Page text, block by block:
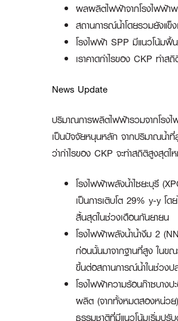
ผลผลิตไฟฟ้าจากโรงไฟฟ้า
สถานการณ์น้ำโดยรวมยังแข็
โรงไฟฟ้า SPP มีแนวโน้ม
เราคาดกำไรของ CKP ทำส
News Update
ปริมาณการผลิตไฟฟ้ารวมจากโรง
เป็นปัจจัยหนุนหลัก จากปริมาณน้ำที่
ว่ากำไรของ CKP จะทำสถิติสูงสุดใ
โรงไฟฟ้าพลังน้ำไซยะบุรี
เป็นการเติบโต 29% y-y โ
สิ้นสุดในช่วงเดือนกันยายน
โรงไฟฟ้าพลังน้ำน้ำงึม 2
ก่อนนั้นมาจากฐานที่สูง ในข
ขึ้นต่อสถานการณ์น้ำในช่วง
โรงไฟฟ้าความร้อนก๊าซบาง
ผลิต (จากทั้งหมดสองหน่วย)
ธรรมชาติที่มีแนวโน้มเริ่มปรั